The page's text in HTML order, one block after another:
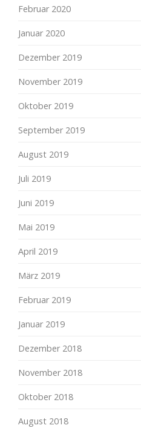
Februar 2020
Januar 2020
Dezember 2019
November 2019
Oktober 2019
September 2019
August 2019
Juli 2019
Juni 2019
Mai 2019
April 2019
März 2019
Februar 2019
Januar 2019
Dezember 2018
November 2018
Oktober 2018
August 2018